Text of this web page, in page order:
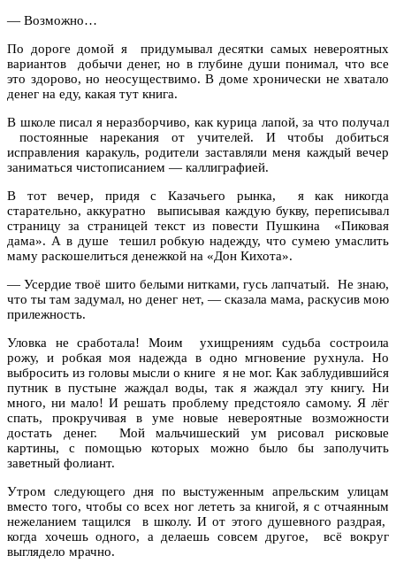
— Возможно…
По дороге домой я придумывал десятки самых невероятных
вариантов добычи денег, но в глубине души понимал, что все
это здорово, но неосуществимо. В доме хронически не хватало
денег на еду, какая тут книга.
В школе писал я неразборчиво, как курица лапой, за что получал
постоянные нарекания от учителей. И чтобы добиться
исправления каракуль, родители заставляли меня каждый вечер
заниматься чистописанием — каллиграфией.
В тот вечер, придя с Казачьего рынка, я как никогда
старательно, аккуратно выписывая каждую букву, переписывал
страницу за страницей текст из повести Пушкина «Пиковая
дама». А в душе тешил робкую надежду, что сумею умаслить
маму раскошелиться денежкой на «Дон Кихота».
— Усердие твоё шито белыми нитками, гусь лапчатый. Не знаю,
что ты там задумал, но денег нет, — сказала мама, раскусив мою
прилежность.
Уловка не сработала! Моим ухищрениям судьба состроила
рожу, и робкая моя надежда в одно мгновение рухнула. Но
выбросить из головы мысли о книге я не мог. Как заблудившийся
путник в пустыне жаждал воды, так я жаждал эту книгу. Ни
много, ни мало! И решать проблему предстояло самому. Я лёг
спать, прокручивая в уме новые невероятные возможности
достать денег. Мой мальчишеский ум рисовал рисковые
картины, с помощью которых можно было бы заполучить
заветный фолиант.
Утром следующего дня по выстуженным апрельским улицам
вместо того, чтобы со всех ног лететь за книгой, я с отчаянным
нежеланием тащился в школу. И от этого душевного раздрая,
когда хочешь одного, а делаешь совсем другое, всё вокруг
выглядело мрачно.